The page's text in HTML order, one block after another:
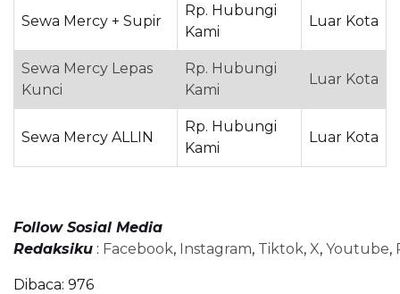
Sewa Mercy + Supir
Rp. Hubungi
Kami
Luar Kota
Sewa Mercy Lepas
Kunci
Rp. Hubungi
Kami
Luar Kota
Sewa Mercy ALLIN
Rp. Hubungi
Kami
Luar Kota
Follow Sosial Media
Redaksiku : Facebook, Instagram, Tiktok, X, Youtube,
Dibaca: 976